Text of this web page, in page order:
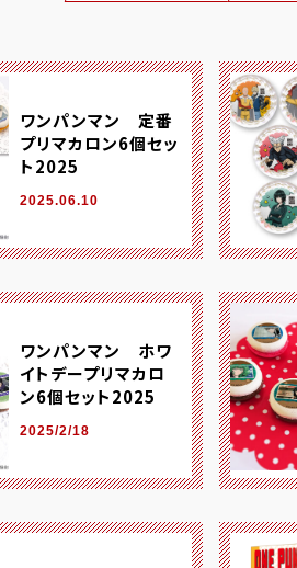
ワンパンマン 定番
プリマカロン6個セッ
ト2025
2025.06.10
ワンパンマン ホワ
イトデープリマカロ
ン6個セット2025
2025/2/18